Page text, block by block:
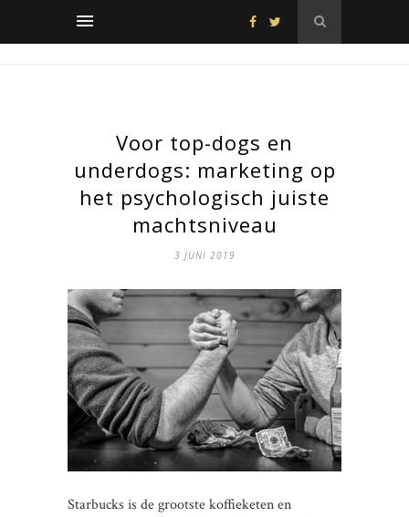
Voor top-dogs en
underdogs: marketing op
het psychologisch juiste
machtsniveau
3 JUNI 2019
Starbucks is de grootste koffieketen en